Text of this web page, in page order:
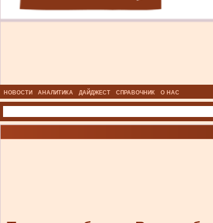
НОВОСТИ АНАЛИТИКА ДАЙДЖЕСТ СПРАВОЧНИК О НАС